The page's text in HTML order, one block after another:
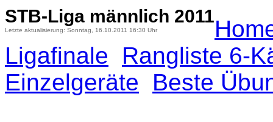
STB-Liga männlich 2011
Letzte aktualisierung: Sonntag, 16.10.2011 16:30 Uhr
Ligafinale
Rangliste 6-
Einzelgeräte
Beste